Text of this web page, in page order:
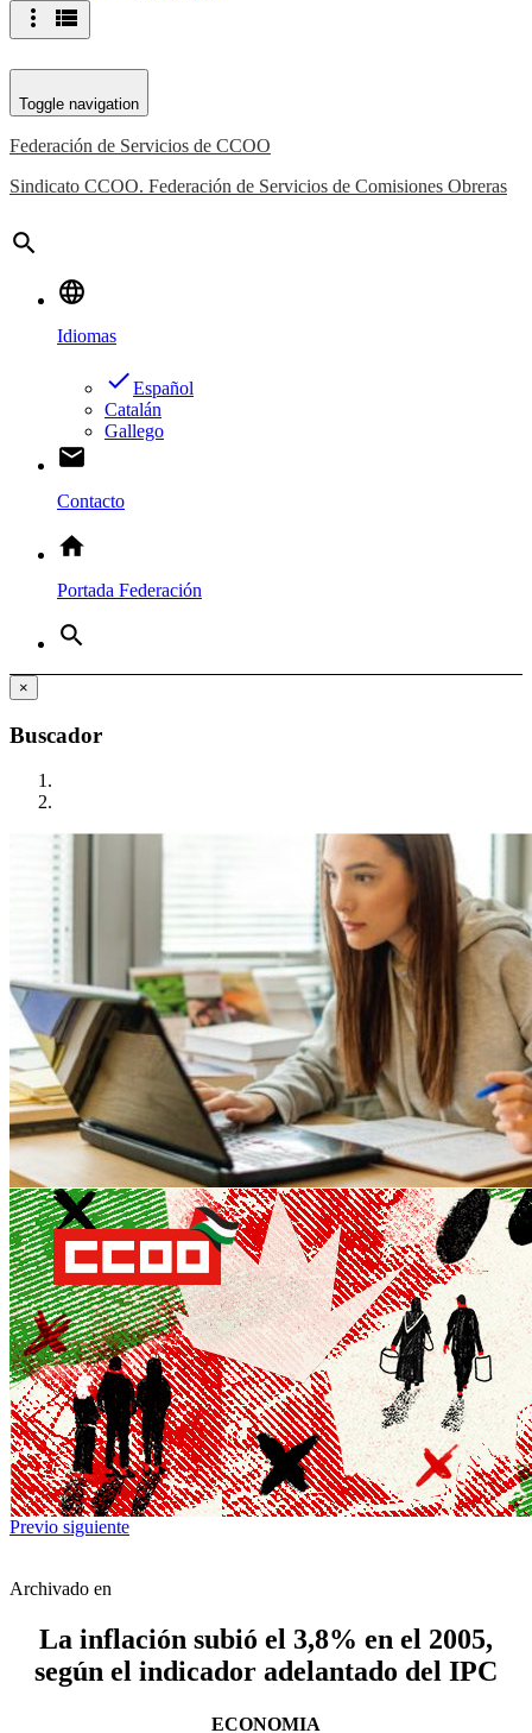
more_vert view_list
Toggle navigation
Federación de Servicios de CCOO
Sindicato CCOO. Federación de Servicios de Comisiones Obreras
search
language
Idiomas
doneEspañol
Catalán
Gallego
email
Contacto
home
Portada Federación
search
×
Buscador
Previo siguiente
Archivado en
La inflación subió el 3,8% en el 2005,
según el indicador adelantado del IPC
ECONOMIA